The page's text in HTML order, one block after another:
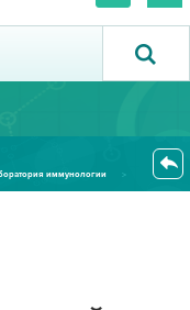
иммунологии